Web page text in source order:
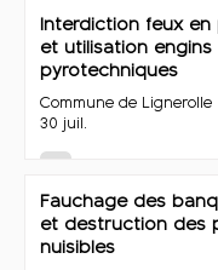
Interdiction feux en
et utilisation engins
pyrotechniques
Commune de Lignerolle
30 juil.
Fauchage des
et destruction des
nuisibles